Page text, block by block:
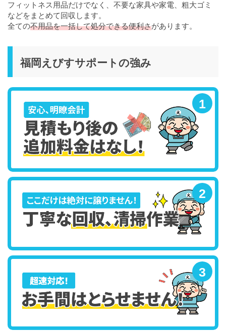
フィットネス用品だけでなく、不要な家具や家電、粗大ゴミ
などをまとめて回収します。
全ての不用品を一括して処分できる便利さがあります。
福岡えびすサポートの強み